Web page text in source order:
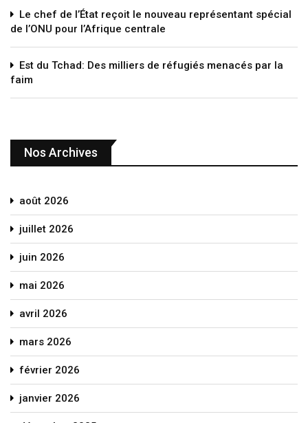
Le chef de l’État reçoit le nouveau représentant spécial
de l’ONU pour l’Afrique centrale
Est du Tchad: Des milliers de réfugiés menacés par la
faim
Nos Archives
août 2026
juillet 2026
juin 2026
mai 2026
avril 2026
mars 2026
février 2026
janvier 2026